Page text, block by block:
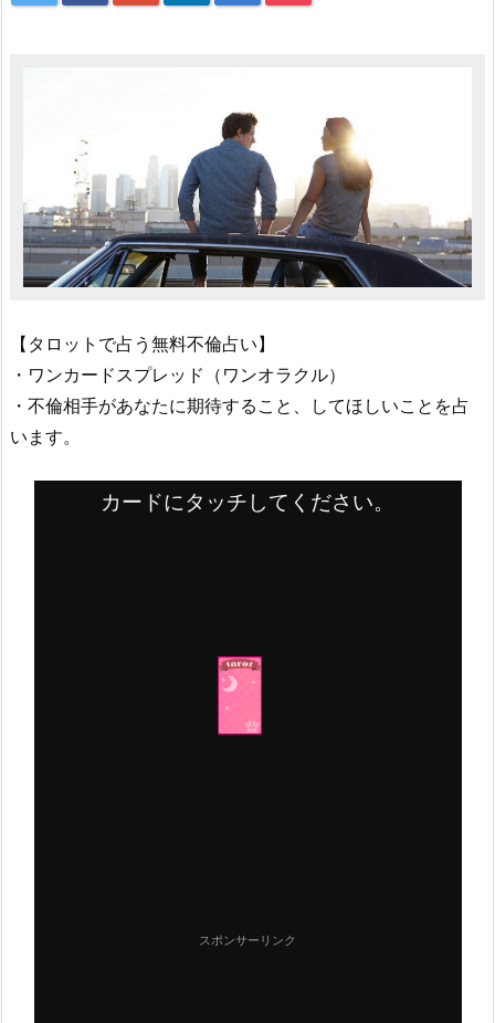
【タロットで占う無料不倫占い】
・ワンカードスプレッド（ワンオラクル）
・不倫相手があなたに期待すること、してほしいことを占
います。
カードにタッチしてください。
スポンサーリンク